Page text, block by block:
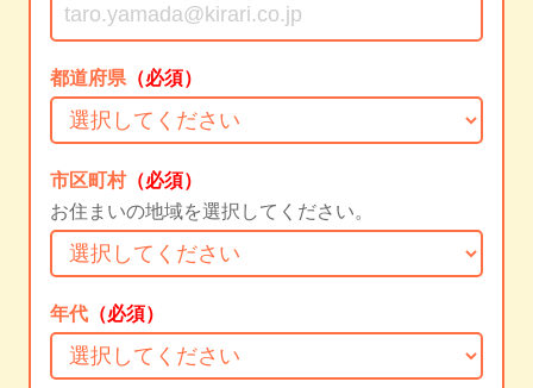
都道府県 （必須）
市区町村（必須）
お住まいの地域を選択してください。
年代 （必須）